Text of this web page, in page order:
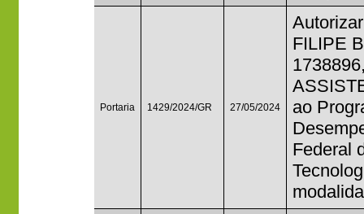
Portaria 1429/2024/GR 27/05/2024
FILIPE
ao
Federal